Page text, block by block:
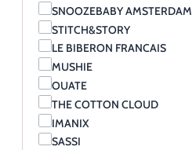
SNOOZEBABY AMSTERDAM
STITCH&STORY
LE BIBERON FRANCAIS
MUSHIE
OUATE
THE COTTON CLOUD
IMANIX
SASSI